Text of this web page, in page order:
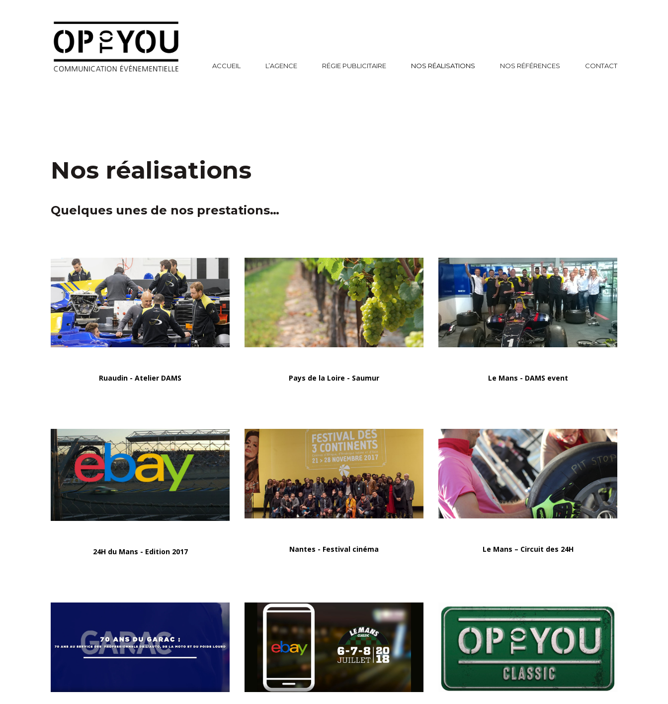
ACCUEIL L’AGENCE RÉGIE PUBLICITAIRE NOS RÉALISATIONS NOS RÉFÉRENCES CONTACT
Nos réalisations
Quelques unes de nos prestations…
Ruaudin - Atelier DAMS Pays de la Loire - Saumur Le Mans - DAMS event
24H du Mans - Edition 2017 Nantes - Festival cinéma Le Mans – Circuit des 24H